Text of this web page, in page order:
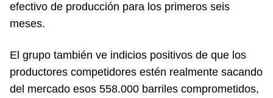
efectivo de producción para los primeros seis
meses.
El grupo también ve indicios positivos de que los
productores competidores estén realmente sacando
del mercado esos 558.000 barriles comprometidos,